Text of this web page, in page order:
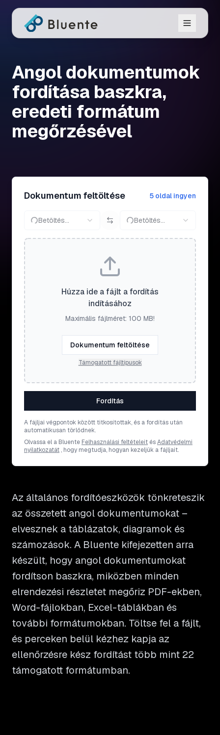
Angol dokumentumok
fordítása baszkra,
eredeti formátum
megőrzésével
Dokumentum feltöltése 5 oldal ingyen
Betöltés... Betöltés...
Húzza ide a fájlt a fordítás
indításához
Maximális fájlméret: 100 MB!
Dokumentum feltöltése
Támogatott fájltípusok
Fordítás
A fájljai végpontok között titkosítottak, és a fordítás után
automatikusan törlődnek.
Olvassa el a Bluente Felhasználási feltételeit ésAdatvédelmi
nyilatkozatát , hogy megtudja, hogyan kezeljük a fájljait.
Az általános fordítóeszközök tönkreteszik
az összetett angol dokumentumokat –
elvesznek a táblázatok, diagramok és
számozások. A Bluente kifejezetten arra
készült, hogy angol dokumentumokat
fordítson baszkra, miközben minden
elrendezési részletet megőriz PDF-ekben,
Word-fájlokban, Excel-táblákban és
további formátumokban. Töltse fel a fájlt,
és perceken belül kézhez kapja az
ellenőrzésre kész fordítást több mint 22
támogatott formátumban.